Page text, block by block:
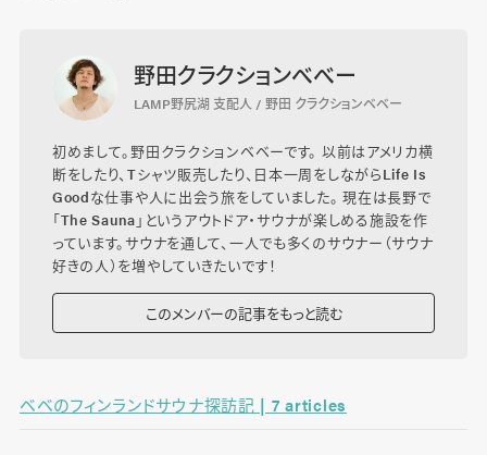
野田クラクションべべー
LAMP野尻湖 支配人 / 野田 クラクションベベー
初めまして。野田クラクションベベーです。 以前はアメリカ横
断をしたり、Tシャツ販売したり、日本一周をしながらLife Is
Goodな仕事や人に出会う旅をしていました。 現在は長野で
「The Sauna」というアウトドア・サウナが楽しめる施設を作
っています。サウナを通して、一人でも多くのサウナー（サウナ
好きの人）を増やしていきたいです！
このメンバーの記事をもっと読む
ベベのフィンランドサウナ探訪記 | 7 articles